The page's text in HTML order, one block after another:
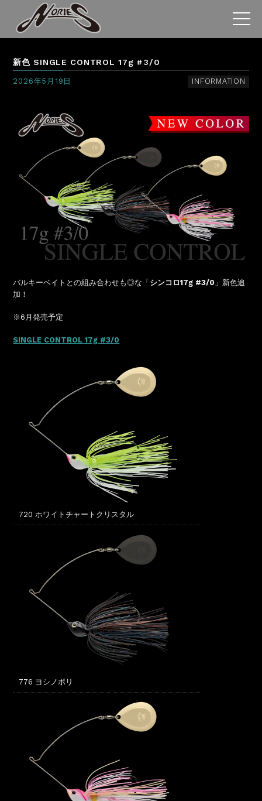
新色 SINGLE CONTROL 17g #3/0
2026年5月19日 INFORMATION
バルキーベイトとの組み合わせも◎な「シンコロ17g #3/0 」新色追
加！
※6月発売予定
SINGLE CONTROL 17g #3/0
720 ホワイトチャートクリスタル
776 ヨシノボリ